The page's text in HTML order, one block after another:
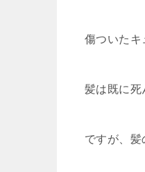
傷ついたキ
髪は既に死
ですが、髪